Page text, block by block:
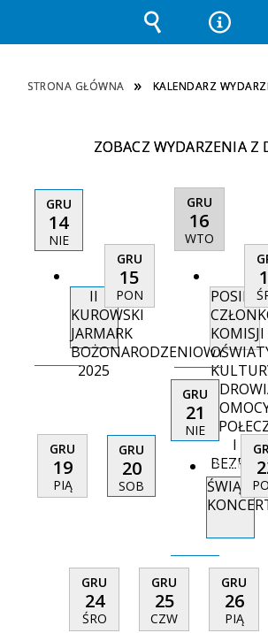
STRONA GŁÓWNA KALENDARZ
ZOBACZ WYDARZENIA Z
GRU
14
NIE
II
KUROWSKI
JARMARK
BOŻONARODZENIOWY
2025
GRU
15
PON
GRU
16
WTO
KOMISJI
I
GRU
19
PIĄ
GRU
20
SOB
GRU
21
NIE
15:30
GRU
24
ŚRO
GRU
25
CZW
GRU
26
PIĄ